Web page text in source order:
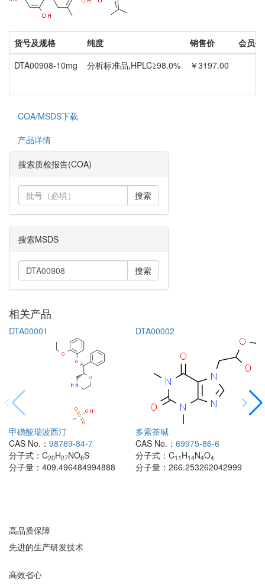
货号及规格 纯度 销售价
会员价
DTA00908-10mg
分析标准品,HPLC≥98.0% ￥3197.00
COA/MSDS下载
产品详情
搜索质检报告(COA)
搜索
搜索MSDS
搜索
相关产品
DTA00001
甲磺酸瑞波西汀
CAS No.： 98769-84-7
分子式： C20H27NO6S
分子量： 409.496484994888
DTA00002
多索茶碱
CAS No.： 69975-86-6
分子式： C11 H14N4O4
分子量： 266.253262042999
高品质保障
先进的生产研发技术
高效省心